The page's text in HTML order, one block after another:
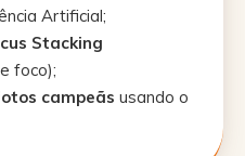
Artificial;
Stacking
foco);
campeãs usando o